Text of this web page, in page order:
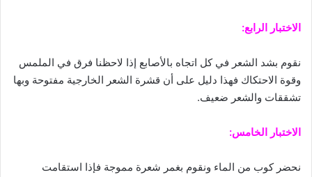
الاختبار الرابع:
نقوم بشد الشعر في كل اتجاه بالأصابع إذا لاحظنا فرق في الملمس
وقوة الاحتكاك فهذا دليل على أن قشرة الشعر الخارجية مفتوحة وبها
تشققات والشعر ضعيف.
الاختبار الخامس:
نحضر كوب من الماء ونقوم بغمر شعرة مموجة فإذا استقامت